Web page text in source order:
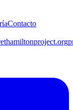
Contacto